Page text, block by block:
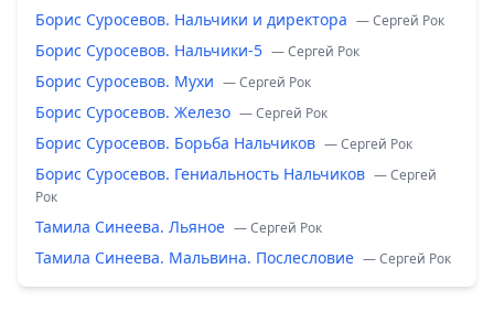
Борис Суросевов. Нальчики и директора — Сергей Рок
Борис Суросевов. Нальчики-5 — Сергей Рок
Борис Суросевов. Мухи — Сергей Рок
Борис Суросевов. Железо — Сергей Рок
Борис Суросевов. Борьба Нальчиков — Сергей Рок
Борис Суросевов. Гениальность Нальчиков — Сергей
Рок
Тамила Синеева. Льяное — Сергей Рок
Тамила Синеева. Мальвина. Послесловие — Сергей Рок